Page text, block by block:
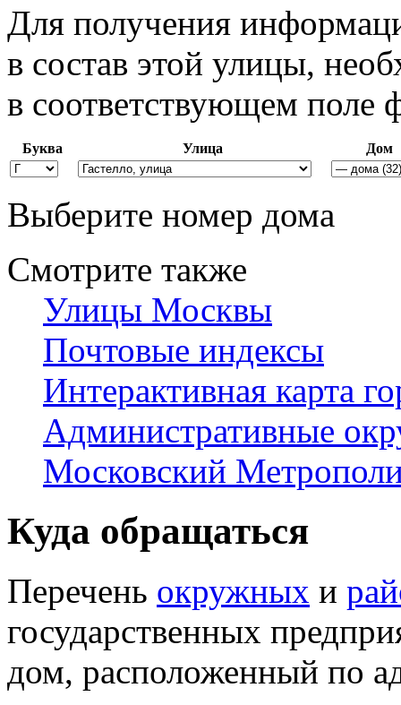
Для получения
в состав этой улицы,
в соответствующем поле
Буква Улица Дом
Выберите номер дома
Смотрите также
Улицы Москвы
Почтовые индексы
Интерактивная карта
Административные
Московский
Куда обращаться
Перечень окружных и
государственных
дом, расположенный по